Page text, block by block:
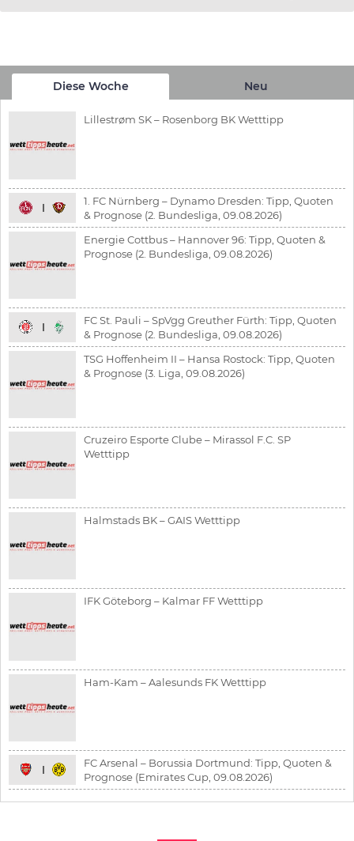
Diese Woche Neu
Lillestrøm SK – Rosenborg BK Wetttipp
1. FC Nürnberg – Dynamo Dresden: Tipp, Quoten
& Prognose (2. Bundesliga, 09.08.2026)
Energie Cottbus – Hannover 96: Tipp, Quoten &
Prognose (2. Bundesliga, 09.08.2026)
FC St. Pauli – SpVgg Greuther Fürth: Tipp, Quoten
& Prognose (2. Bundesliga, 09.08.2026)
TSG Hoffenheim II – Hansa Rostock: Tipp, Quoten
& Prognose (3. Liga, 09.08.2026)
Cruzeiro Esporte Clube – Mirassol F.C. SP
Wetttipp
Halmstads BK – GAIS Wetttipp
IFK Göteborg – Kalmar FF Wetttipp
Ham-Kam – Aalesunds FK Wetttipp
FC Arsenal – Borussia Dortmund: Tipp, Quoten &
Prognose (Emirates Cup, 09.08.2026)